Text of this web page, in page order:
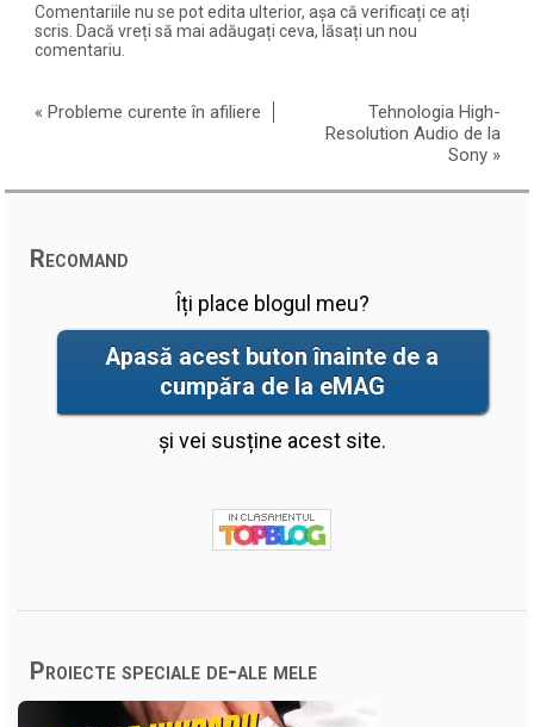
Comentariile nu se pot edita ulterior, așa că verificați ce ați
scris. Dacă vreți să mai adăugați ceva, lăsați un nou
comentariu.
«Probleme curente în afiliere
Tehnologia High-
Resolution Audio de la
Sony »
Recomand
Îți place blogul meu?
Apasă acest buton înainte de a
cumpăra de la eMAG
și vei susține acest site.
Proiecte speciale de-ale mele